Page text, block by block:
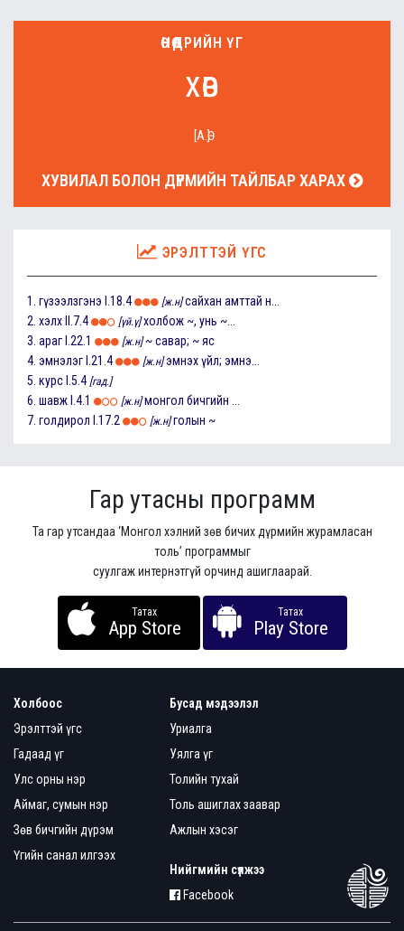
ӨНӨӨДРИЙН ҮГ
хөв
[А.Ө]
ХУВИЛАЛ БОЛОН ДҮРМИЙН ТАЙЛБАР ХАРАХ
ЭРЭЛТТЭЙ ҮГС
1. гүзээлзгэнэ I.18.4 [ж.н] сайхан амттай н...
2. хэлх II.7.4 [үй.ү] холбож ~, унь ~...
3. араг I.22.1 [ж.н] ~ савар; ~ яс
4. эмнэлэг I.21.4 [ж.н] эмнэх үйл; эмнэ...
5. курс I.5.4 [гад.]
6. шавж I.4.1 [ж.н] монгол бичгийн ...
7. голдирол I.17.2 [ж.н] голын ~
Гар утасны программ
Та гар утсандаа ‘Монгол хэлний зөв бичих дүрмийн журамласан
толь’ программыг
суулгаж интернэтгүй орчинд ашиглаарай.
Татах
App Store
Татах
Play Store
Холбоос
Эрэлттэй үгс
Гадаад үг
Улс орны нэр
Аймаг, сумын нэр
Зөв бичгийн дүрэм
Үгийн санал илгээх
Бусад мэдээлэл
Уриалга
Уялга үг
Толийн тухай
Толь ашиглах заавар
Ажлын хэсэг
Нийгмийн сүлжээ
Facebook